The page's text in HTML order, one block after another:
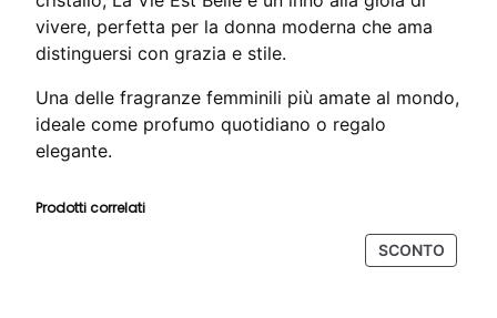
1
8
9
vivere, perfetta per la donna moderna che ama
distinguersi con grazia e stile.
Una delle fragranze femminili più amate al mondo,
ideale come profumo quotidiano o regalo
elegante.
Prodotti correlati
SCONTO
IN